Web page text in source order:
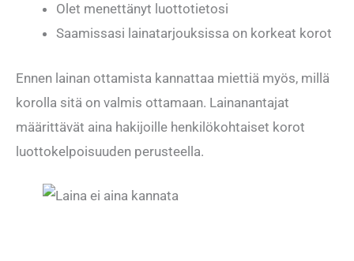
Olet menettänyt luottotietosi
Saamissasi lainatarjouksissa on korkeat korot
Ennen lainan ottamista kannattaa miettiä myös, millä
korolla sitä on valmis ottamaan. Lainanantajat
määrittävät aina hakijoille henkilökohtaiset korot
luottokelpoisuuden perusteella.